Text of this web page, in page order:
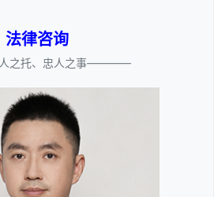
法律咨询
托、忠人之事————